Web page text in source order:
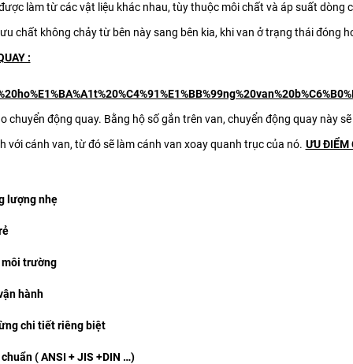
làm từ các vật liệu khác nhau, tùy thuộc môi chất và áp suất dòng
chất không chảy từ bên này sang bên kia, khi van ở trạng thái đóng
:
chuyển động quay. Bằng hộ số gắn trên van, chuyển động quay này
với cánh van, từ đó sẽ làm cánh van xoay quanh trục của nó. ƯU ĐIỂM
lượng nhẹ
trường
hành
chi tiết riêng biệt
( ANSI + JIS +DIN …)